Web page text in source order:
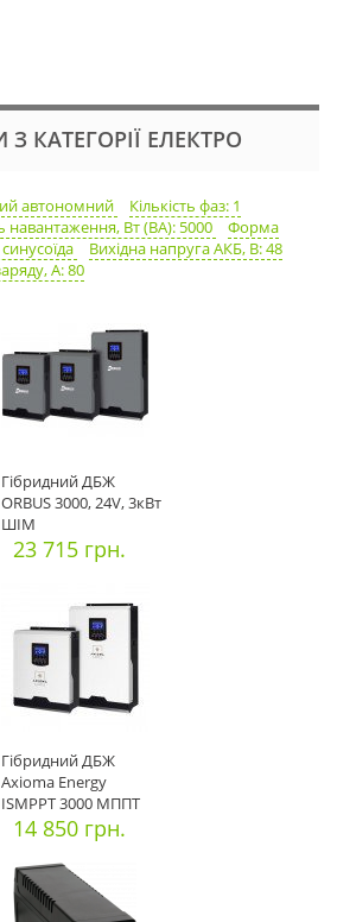
КАТЕГОРІЇ ЕЛЕКТРО
автономний
Кількість фаз: 1
навантаження, Вт (ВА): 5000
Форма
Вихідна напруга АКБ, В: 48
А: 80
Гібридний ДБЖ
ORBUS 3000, 24V, 3кВт
ШІМ
23 715 грн.
Гібридний ДБЖ
Axioma Energy
ISMPPT 3000 МППТ
14 850 грн.